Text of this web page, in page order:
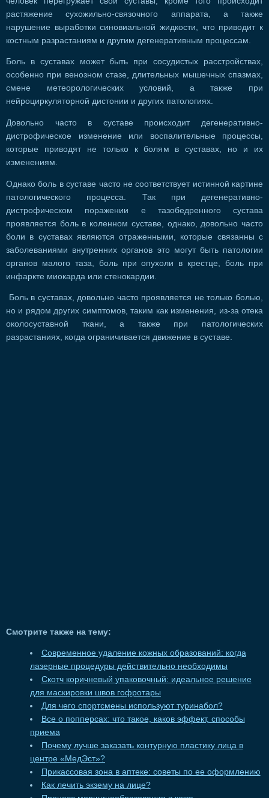
растяжение сухожильно-связочного аппарата, а также
нарушение выработки синовиальной жидкости, что приводит к
костным разрастаниям и другим дегенеративным процессам.
Боль в суставах может быть при сосудистых расстройствах,
особенно при венозном стазе, длительных мышечных спазмах,
смене метеорологических условий, а также при
нейроциркуляторной дистонии и других патологиях.
Довольно часто в суставе происходит дегенеративно-
дистрофическое изменение или воспалительные процессы,
которые приводят не только к болям в суставах, но и их
изменениям.
Однако боль в суставе часто не соответствует истинной картине
патологического процесса. Так при дегенеративно-
дистрофическом поражении е тазобедренного сустава
проявляется боль в коленном суставе, однако, довольно часто
боли в суставах являются отраженными, которые связанны с
заболеваниями внутренних органов это могут быть патологии
органов малого таза, боль при опухоли в крестце, боль при
инфаркте миокарда или стенокардии.
Боль в суставах, довольно часто проявляется не только болью,
но и рядом других симптомов, таким как изменения, из-за отека
околосуставной ткани, а также при патологических
разрастаниях, когда ограничивается движение в суставе.
Смотрите также на тему:
Современное удаление кожных образований: когда
лазерные процедуры действительно необходимы
Скотч коричневый упаковочный: идеальное решение
для маскировки швов гофротары
Для чего спортсмены используют туринабол?
Все о попперсах: что такое, каков эффект, способы
приема
Почему лучше заказать контурную пластику лица в
центре «МедЭст»?
Прикассовая зона в аптеке: советы по ее оформлению
Как лечить экзему на лице?